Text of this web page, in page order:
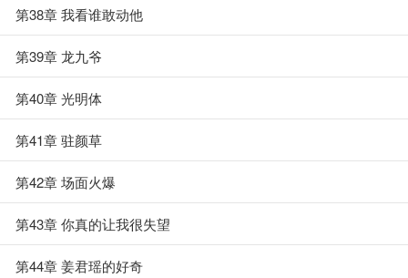
第38章 我看谁敢动他
第39章 龙九爷
第40章 光明体
第41章 驻颜草
第42章 场面火爆
第43章 你真的让我很失望
第44章 姜君瑶的好奇